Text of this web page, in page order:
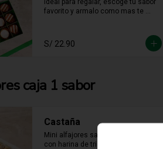
ideal para regalar, escoge tu sabor
favorito y armalo como mas te
S/ 22.90
caja 1 sabor
Castaña
Mini alfajores sabor castaña hecho
con harina de trigo, nueces del